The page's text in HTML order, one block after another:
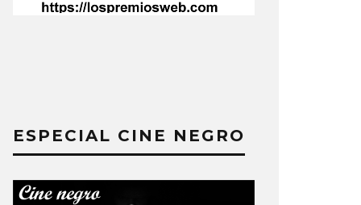
ESPECIAL CINE NEGRO